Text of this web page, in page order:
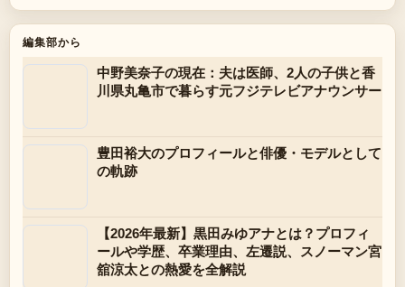
編集部から
中野美奈子の現在：夫は医師、2人の子供と香
川県丸亀市で暮らす元フジテレビアナウンサー
豊田裕大のプロフィールと俳優・モデルとして
の軌跡
【2026年最新】黒田みゆアナとは？プロフィ
ールや学歴、卒業理由、左遷説、スノーマン宮
舘涼太との熱愛を全解説